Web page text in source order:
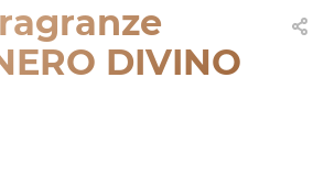
DIVINO